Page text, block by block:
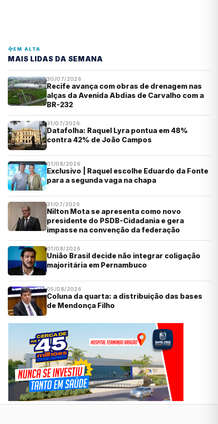
EM ALTA
MAIS LIDAS DA SEMANA
30/07/2026
Recife avança com obras de drenagem nas
alças da Avenida Abdias de Carvalho com a
BR-232
31/07/2026
Datafolha: Raquel Lyra pontua em 48%
contra 42% de João Campos
01/08/2026
Exclusivo | Raquel escolhe Eduardo da Fonte
para a segunda vaga na chapa
31/07/2026
Nilton Mota se apresenta como novo
presidente do PSDB-Cidadania e gera
impasse na convenção da federação
01/08/2026
União Brasil decide não integrar coligação
majoritária em Pernambuco
05/08/2026
Coluna da quarta: a distribuição das bases
de Mendonça Filho